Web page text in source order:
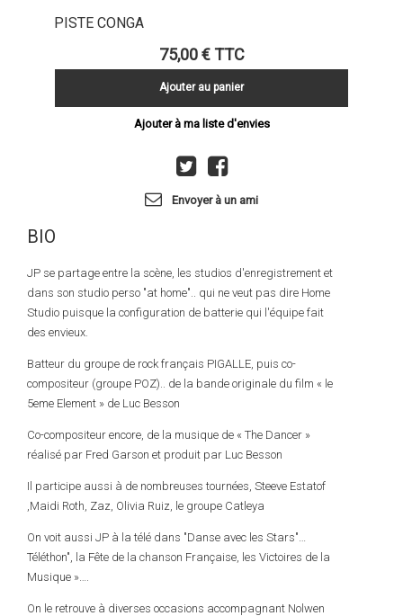
PISTE CONGA
75,00 €TTC
Ajouter au panier
Ajouter à ma liste d'envies
Envoyer à un ami
BIO
JP se partage entre la scène, les studios d'enregistrement et
dans son studio perso "at home".. qui ne veut pas dire Home
Studio puisque la configuration de batterie qui l'équipe fait
des envieux.
Batteur du groupe de rock français PIGALLE, puis co-
compositeur (groupe POZ).. de la bande originale du film « le
5eme Element » de Luc Besson
Co-compositeur encore, de la musique de « The Dancer »
réalisé par Fred Garson et produit par Luc Besson
Il participe aussi à de nombreuses tournées, Steeve Estatof
,Maidi Roth, Zaz, Olivia Ruiz, le groupe Catleya
On voit aussi JP à la télé dans "Danse avec les Stars"…
Téléthon", la Fête de la chanson Française, les Victoires de la
Musique »….
On le retrouve à diverses occasions accompagnant Nolwen